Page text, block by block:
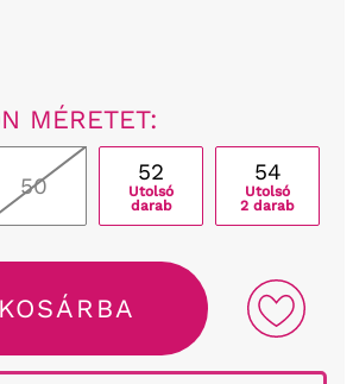
MÉRETET:
50
52
Utolsó
darab
54
Utolsó
2 darab
KOSÁRBA